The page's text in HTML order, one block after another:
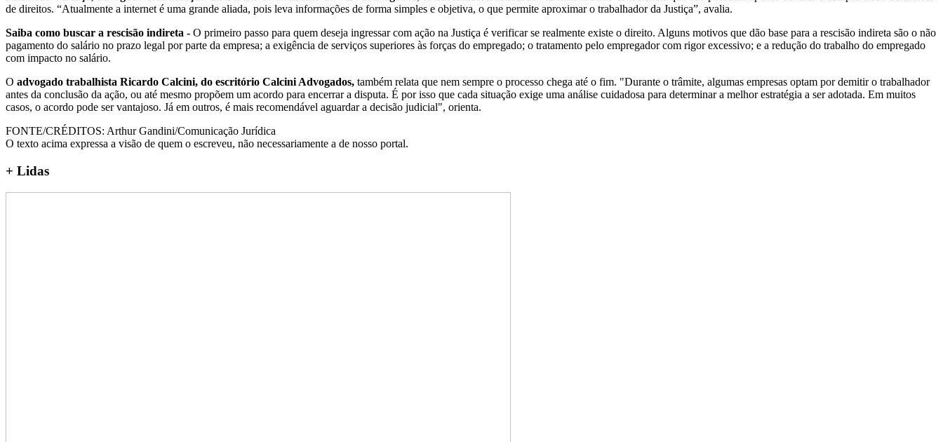
de direitos. “Atualmente a internet é uma grande aliada, pois leva informações de forma simples e objetiva, o que permite aproximar o trabalhador da Justiça”, avalia.
Saiba como buscar a rescisão indireta - O primeiro passo para quem deseja ingressar com ação na Justiça é verificar se realmente existe o direito. Alguns motivos que dão base para a rescisão indireta são o não
pagamento do salário no prazo legal por parte da empresa; a exigência de serviços superiores às forças do empregado; o tratamento pelo empregador com rigor excessivo; e a redução do trabalho do empregado
com impacto no salário.
O advogado trabalhista Ricardo Calcini, do escritório Calcini Advogados, também relata que nem sempre o processo chega até o fim. "Durante o trâmite, algumas empresas optam por demitir o trabalhador
antes da conclusão da ação, ou até mesmo propõem um acordo para encerrar a disputa. É por isso que cada situação exige uma análise cuidadosa para determinar a melhor estratégia a ser adotada. Em muitos
casos, o acordo pode ser vantajoso. Já em outros, é mais recomendável aguardar a decisão judicial", orienta.
FONTE/CRÉDITOS: Arthur Gandini/Comunicação Jurídica
O texto acima expressa a visão de quem o escreveu, não necessariamente a de nosso portal.
+ Lidas